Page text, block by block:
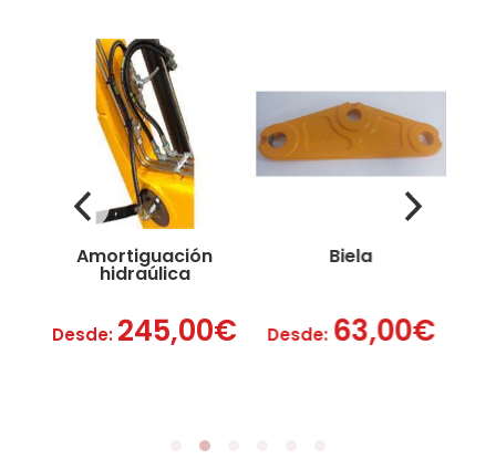
Amortiguación
hidraúlica
Desde: 245,00€
Biela
Desde: 63,00€